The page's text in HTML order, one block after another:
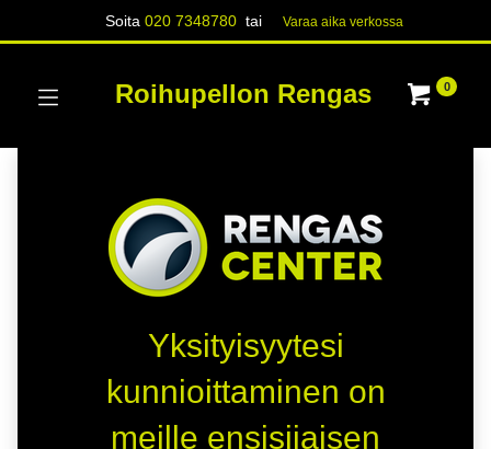
Soita020 7348780 tai Varaa aika verk​​​​ossa
Roihupellon Rengas 0
Yksityisyytesi
kunnioittaminen on
meille ensisijaisen